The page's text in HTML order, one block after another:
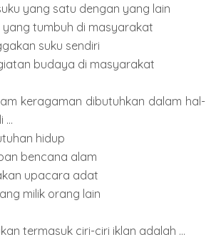
yang satu dengan yang lain
yang tumbuh di masyarakat
suku sendiri
budaya di masyarakat
keragaman dibutuhkan dalam hal-
...
hidup
bencana alam
upacara adat
milik orang lain
termasuk ciri-ciri iklan adalah ...